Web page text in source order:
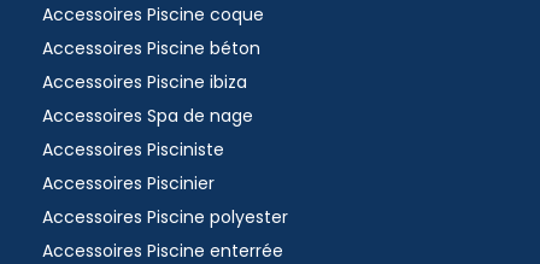
Accessoires Piscine coque
Accessoires Piscine béton
Accessoires Piscine ibiza
Accessoires Spa de nage
Accessoires Pisciniste
Accessoires Piscinier
Accessoires Piscine polyester
Accessoires Piscine enterrée